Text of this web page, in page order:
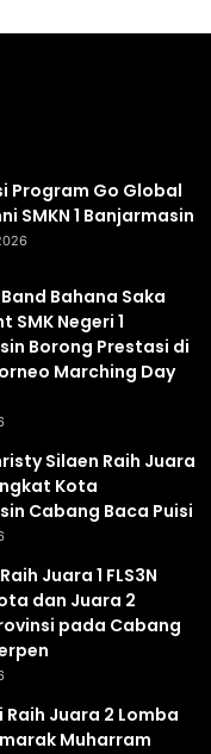
Program Go Global
SMKN 1 Banjarmasin
Bahana Saka
SMK Negeri 1
Borong Prestasi di
Marching Day
Silaen Raih Juara
Kota
Cabang Baca Puisi
Juara 1 FLS3N
dan Juara 2
pada Cabang
Raih Juara 2 Lomba
Muharram